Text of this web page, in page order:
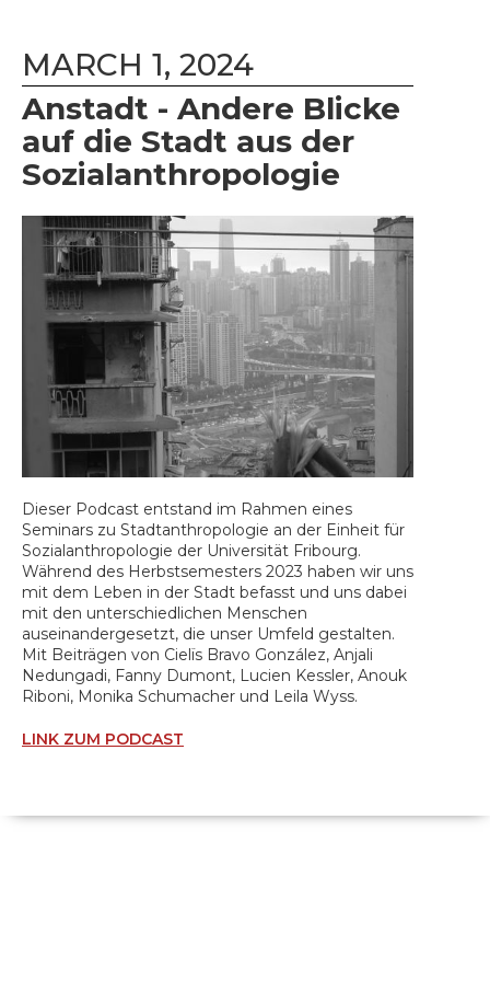
MARCH 1, 2024
Anstadt - Andere Blicke
auf die Stadt aus der
Sozialanthropologie
Dieser Podcast entstand im Rahmen eines
Seminars zu Stadtanthropologie an der Einheit für
Sozialanthropologie der Universität Fribourg.
Während des Herbstsemesters 2023 haben wir uns
mit dem Leben in der Stadt befasst und uns dabei
mit den unterschiedlichen Menschen
auseinandergesetzt, die unser Umfeld gestalten.
Mit Beiträgen von Cielïs Bravo González, Anjali
Nedungadi, Fanny Dumont, Lucien Kessler, Anouk
Riboni, Monika Schumacher und Leila Wyss.
LINK ZUM PODCAST